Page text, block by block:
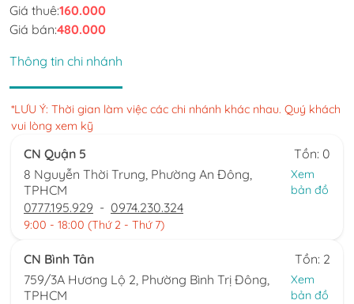
Giá thuê:160.000
Giá bán:480.000
Thông tin chi nhánh
*LƯU Ý: Thời gian làm việc các chi nhánh khác nhau. Quý khách
vui lòng xem kỹ
CN Quận 5
Tồn: 0
8 Nguyễn Thời Trung, Phường An Đông,
TPHCM
Xem
bản đồ
0777.195.929 - 0974.230.324
9:00 - 18:00 (Thứ 2 - Thứ 7)
CN Bình Tân
Tồn: 2
759/3A Hương Lộ 2, Phường Bình Trị Đông,
TPHCM
Xem
bản đồ